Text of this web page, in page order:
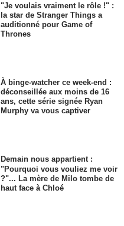
"Je voulais vraiment le rôle !" :
la star de Stranger Things a
auditionné pour Game of
Thrones
À binge-watcher ce week-end :
déconseillée aux moins de 16
ans, cette série signée Ryan
Murphy va vous captiver
Demain nous appartient :
"Pourquoi vous vouliez me voir
?"... La mère de Milo tombe de
haut face à Chloé